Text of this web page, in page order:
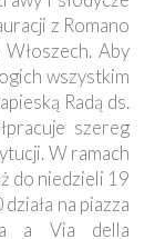
z Romano
Aby
wszystkim
Radą ds.
szereg
W ramach
do niedzieli 19
na piazza
a Via della